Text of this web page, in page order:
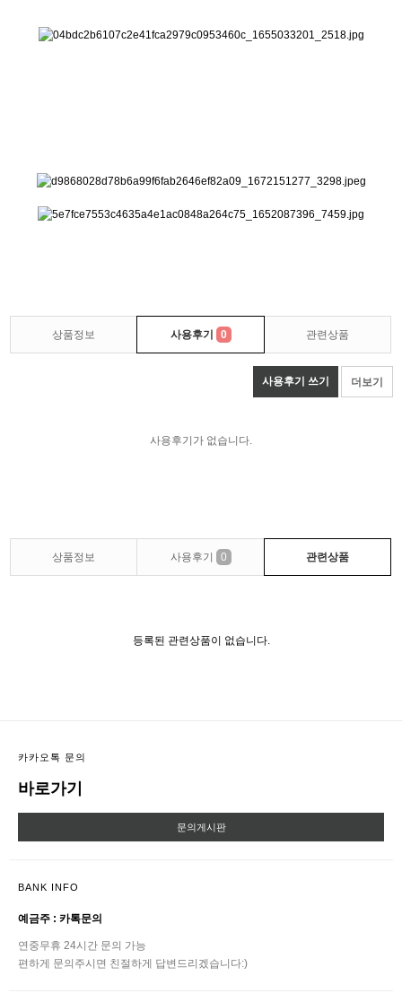
상품정보 사용후기 0 관련상품
사용후기 쓰기 더보기
사용후기가 없습니다.
상품정보 사용후기 0 관련상품
등록된 관련상품이 없습니다.
카카오톡 문의
바로가기
문의게시판
BANK INFO
예금주 : 카톡문의
연중무휴 24시간 문의 가능
편하게 문의주시면 친절하게 답변드리겠습니다:)